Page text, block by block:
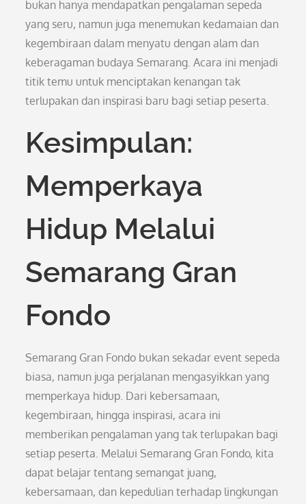
bukan hanya mendapatkan pengalaman sepeda
yang seru, namun juga menemukan kedamaian dan
kegembiraan dalam menyatu dengan alam dan
keberagaman budaya Semarang. Acara ini menjadi
titik temu untuk menciptakan kenangan tak
terlupakan dan inspirasi baru bagi setiap peserta.
Kesimpulan:
Memperkaya
Hidup Melalui
Semarang Gran
Fondo
Semarang Gran Fondo bukan sekadar event sepeda
biasa, namun juga perjalanan mengasyikkan yang
memperkaya hidup. Dari kebersamaan,
kegembiraan, hingga inspirasi, acara ini
memberikan pengalaman yang tak terlupakan bagi
setiap peserta. Melalui Semarang Gran Fondo, kita
dapat belajar tentang semangat juang,
kebersamaan, dan kepedulian terhadap lingkungan